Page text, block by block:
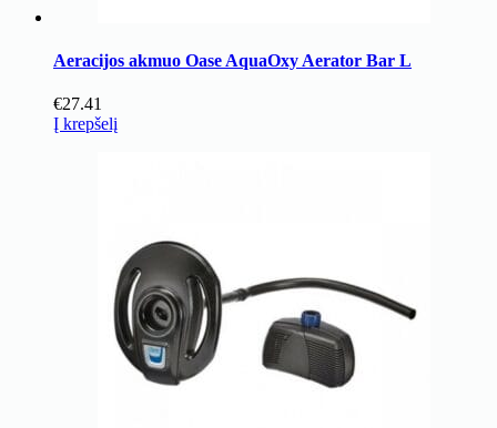
Aeracijos akmuo Oase AquaOxy Aerator Bar L
€27.41
Į krepšelį